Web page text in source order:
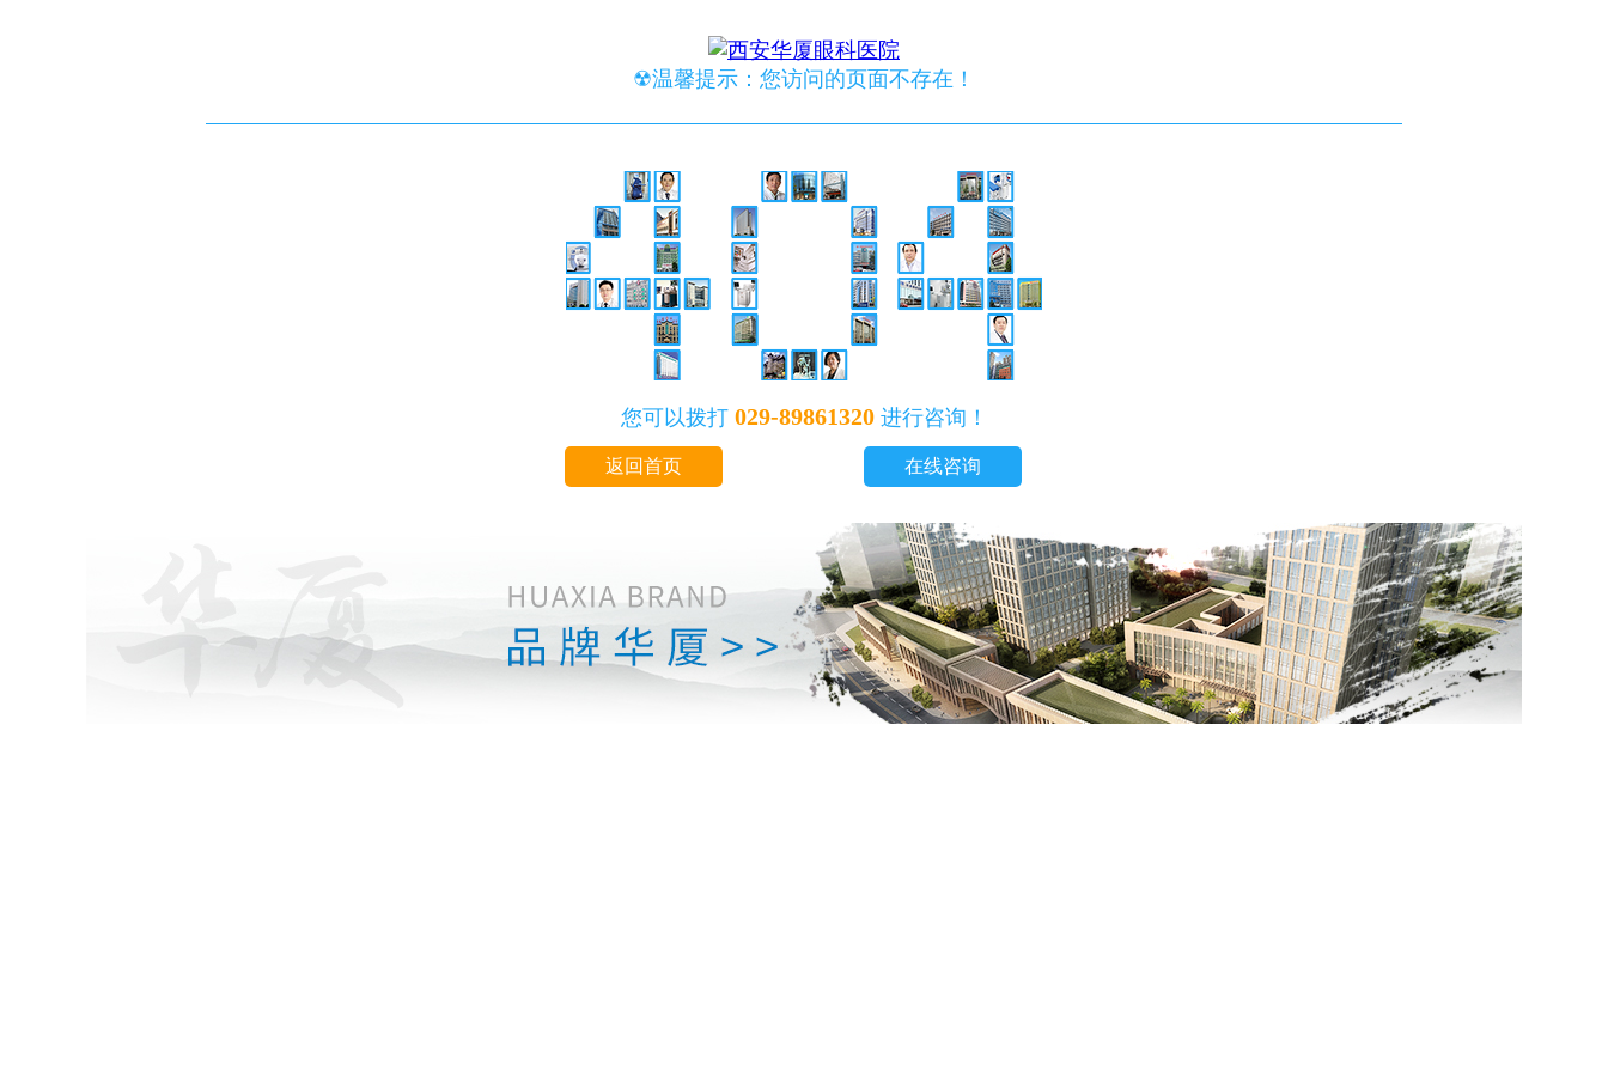
☢温馨提示：您访问的页面不存在！
您可以拨打 029-89861320进行咨询！
返回首页 在线咨询